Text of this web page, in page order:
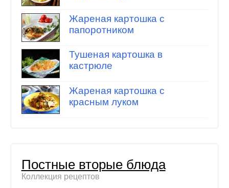
Жареная картошка с
папоротником
Тушеная картошка в
кастрюле
Жареная картошка с
красным луком
Постные вторые блюда
Коллекция рецептов